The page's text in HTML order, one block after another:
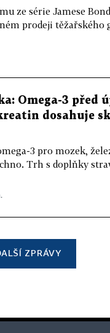
ze série Jamese
prodeji těžařského
Omega-3 před
dosahuje
3 pro mozek,
Trh s doplňky
ZPRÁVY